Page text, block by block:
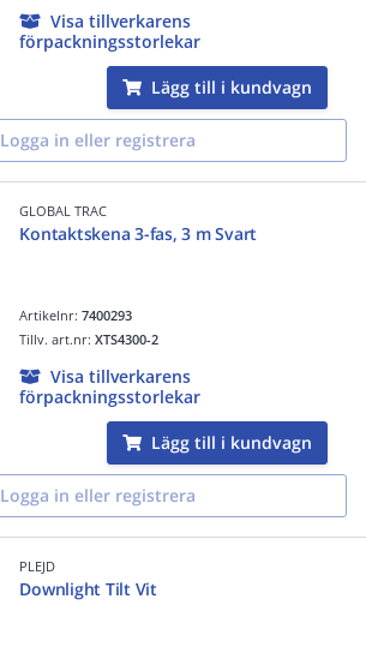
Visa tillverkarens
förpackningsstorlekar
Lägg till i kundvagn
Logga in eller registrera
GLOBAL TRAC
Kontaktskena 3-fas, 3 m Svart
Artikelnr:7400293
Tillv. art.nr:XTS4300-2
Visa tillverkarens
förpackningsstorlekar
Lägg till i kundvagn
Logga in eller registrera
PLEJD
Downlight Tilt Vit